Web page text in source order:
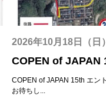
2026年10月18日（日）
COPEN of JAPAN
COPEN of JAPAN 15th エン
お待ちし...